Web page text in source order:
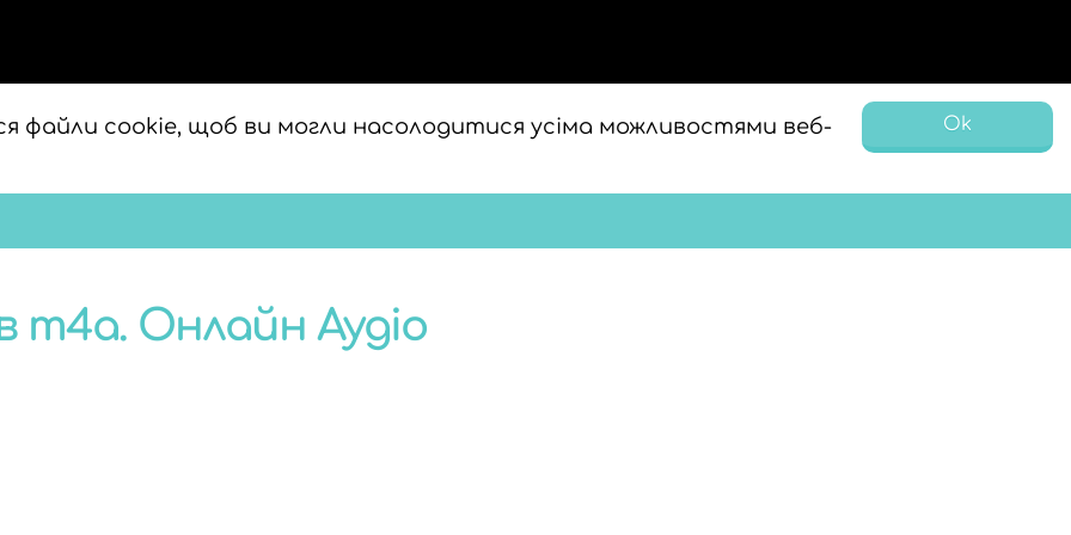
файли cookie, щоб ви могли насолодитися усіма можливостями веб-
Ok
m4a. Онлайн Аудіо